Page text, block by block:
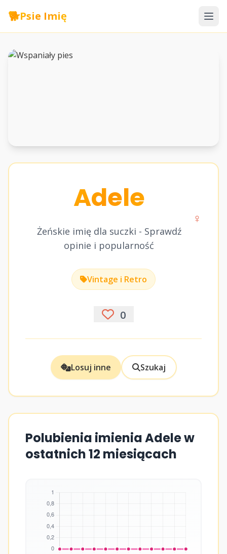
🐕Psie Imię
Adele
Żeńskie imię dla suczki - Sprawdź
opinie i popularność
♀
Vintage i Retro
0
Losuj inne Szukaj
Polubienia imienia Adele w
ostatnich 12 miesiącach